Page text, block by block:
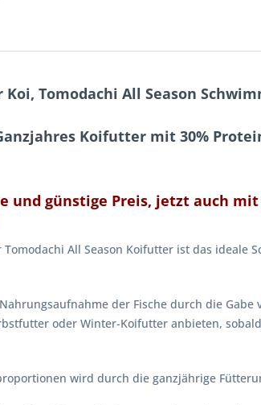
Tomodachi All Season
Koifutter mit 30%
und günstige Preis, jetzt auch
All Season Koifutter ist das ideale
der Fische durch die Gabe
oder Winter-Koifutter anbieten,
wird durch die ganzjährige